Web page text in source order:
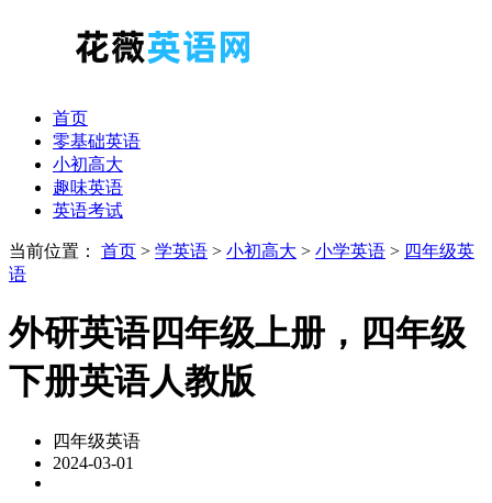
首页
零基础英语
小初高大
趣味英语
英语考试
当前位置： 首页 > 学英语 > 小初高大 > 小学英语 > 四年级英
语
外研英语四年级上册，四年级
下册英语人教版
四年级英语
2024-03-01